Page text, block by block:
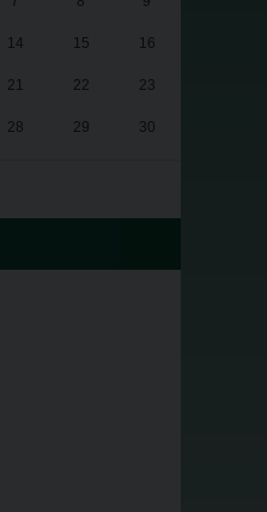
14 15 16
21 22 23
28 29 30